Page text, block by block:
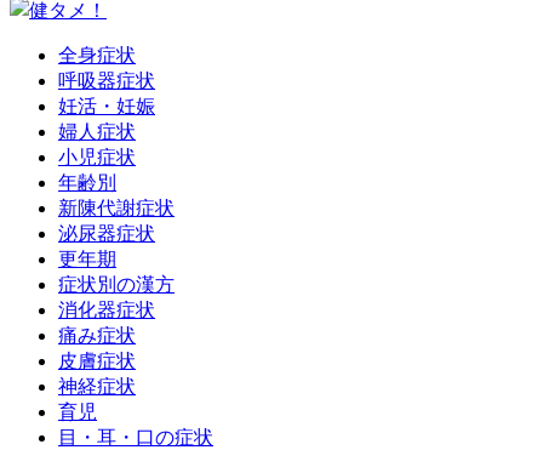
全身症状
呼吸器症状
妊活・妊娠
婦人症状
小児症状
年齢別
新陳代謝症状
泌尿器症状
更年期
症状別の漢方
消化器症状
痛み症状
皮膚症状
神経症状
育児
目・耳・口の症状